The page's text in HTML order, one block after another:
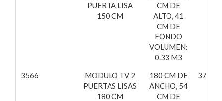
PUERTA LISA
150 CM
CM DE
ALTO, 41
CM DE
FONDO
VOLUMEN:
0.33 M3
3566
MODULO TV 2
PUERTAS LISAS
180 CM
180 CM DE
ANCHO, 54
CM DE